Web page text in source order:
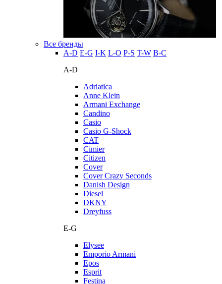
Все бренды
A-D E-G I-K L-O P-S T-W В-С
A-D
Adriatica
Anne Klein
Armani Exchange
Candino
Casio
Casio G-Shock
CAT
Cimier
Citizen
Cover
Cover Crazy Seconds
Danish Design
Diesel
DKNY
Dreyfuss
E-G
Elysee
Emporio Armani
Epos
Esprit
Festina